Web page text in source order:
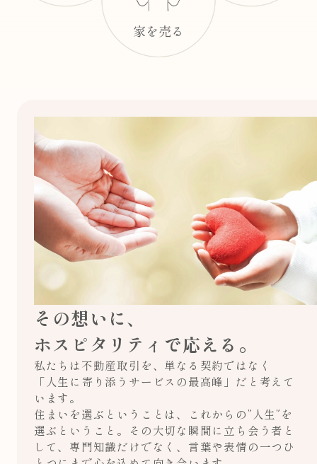
その想いに、
ホスピタリティで応える。
私たちは不動産取引を、単なる契約ではなく
「人生に寄り添うサービスの最高峰」だと考えて
います。
住まいを選ぶということは、これからの”人生”を
選ぶということ。その大切な瞬間に立ち会う者と
して、専門知識だけでなく、言葉や表情の一つひ